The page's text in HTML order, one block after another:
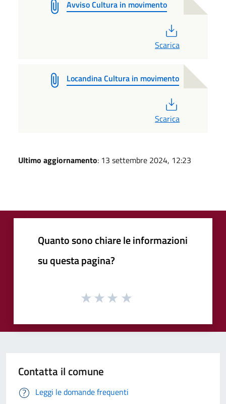
Avviso Cultura in movimento
Scarica
Locandina Cultura in movimento
Scarica
Ultimo aggiornamento: 13 settembre 2024, 12:23
Quanto sono chiare le informazioni
su questa pagina?
Contatta il comune
Leggi le domande frequenti